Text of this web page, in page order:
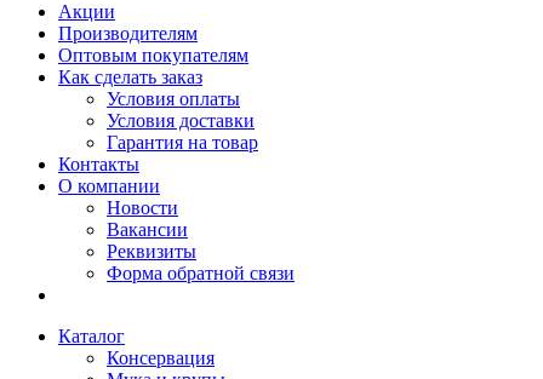
Акции
Производителям
Оптовым покупателям
Как сделать заказ
Условия оплаты
Условия доставки
Гарантия на товар
Контакты
О компании
Новости
Вакансии
Реквизиты
Форма обратной связи
Каталог
Консервация